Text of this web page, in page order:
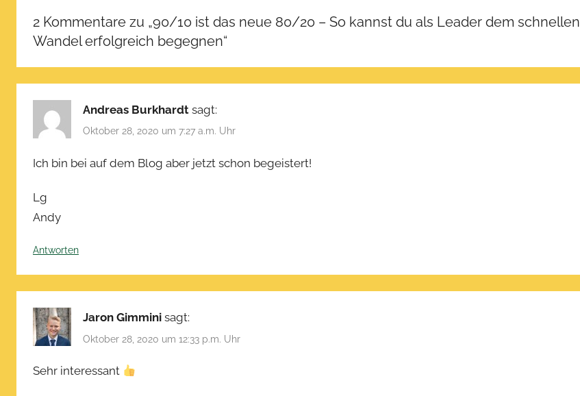
2 Kommentare zu „90/10 ist das neue 80/20 – So kannst du als Leader dem schnellen
Wandel erfolgreich begegnen“
Andreas Burkhardt sagt:
Oktober 28, 2020 um 7:27 a.m. Uhr
Ich bin bei auf dem Blog aber jetzt schon begeistert!
Lg
Andy
Antworten
Jaron Gimmini sagt:
Oktober 28, 2020 um 12:33 p.m. Uhr
Sehr interessant